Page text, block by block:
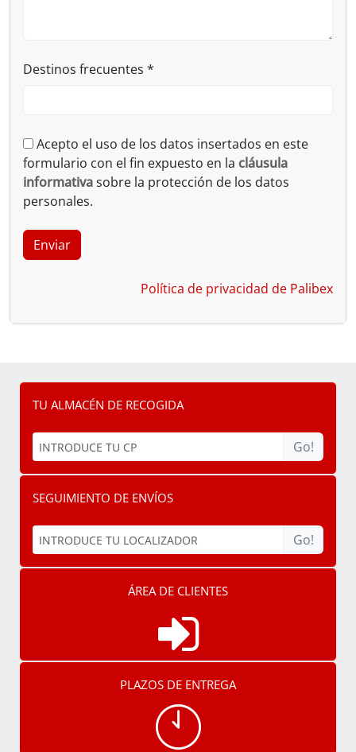
Destinos frecuentes *
Acepto el uso de los datos insertados en este
formulario con el fin expuesto en la cláusula
informativasobre la protección de los datos
personales.
Política de privacidad de Palibex
TU ALMACÉN DE RECOGIDA
Go!
SEGUIMIENTO DE ENVÍOS
Go!
ÁREA DE CLIENTES
PLAZOS DE ENTREGA